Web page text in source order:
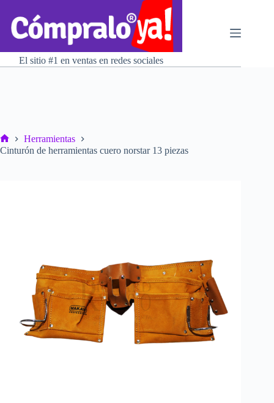
contenido
El sitio #1 en ventas en redes sociales
Inicio
Herramientas
Cinturón de herramientas cuero norstar 13 piezas